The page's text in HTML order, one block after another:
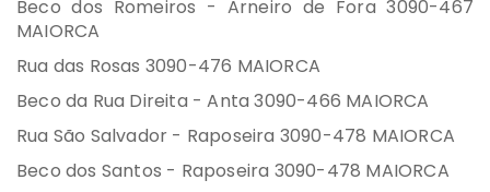
Beco dos Romeiros - Arneiro de Fora 3090-467
MAIORCA
Rua das Rosas 3090-476 MAIORCA
Beco da Rua Direita - Anta 3090-466 MAIORCA
Rua São Salvador - Raposeira 3090-478 MAIORCA
Beco dos Santos - Raposeira 3090-478 MAIORCA